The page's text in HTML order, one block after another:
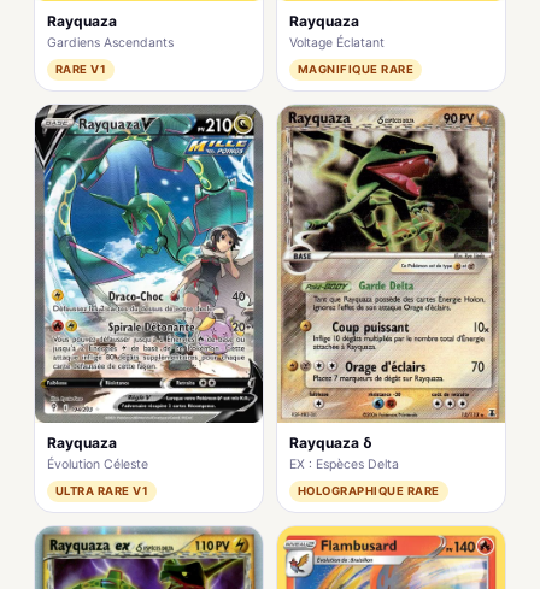
Rayquaza
Gardiens Ascendants
RARE V1
Rayquaza
Voltage Éclatant
MAGNIFIQUE RARE
Rayquaza
Évolution Céleste
ULTRA RARE V1
Rayquaza δ
EX : Espèces Delta
HOLOGRAPHIQUE RARE